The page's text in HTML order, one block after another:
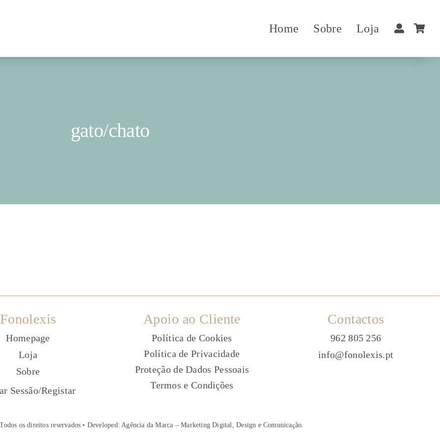
Home Sobre Loja
gato/chato
Fonolexis
Homepage
Loja
Sobre
Sessão/Registar
Apoio ao Cliente
Política de Cookies
Política de Privacidade
Proteção de Dados Pessoais
Termos e Condições
Contactos
962 805 256
info@fonolexis.pt
os direitos reservados • Developed:Agência da Marca – Marketing Digital, Design e Comunicação.